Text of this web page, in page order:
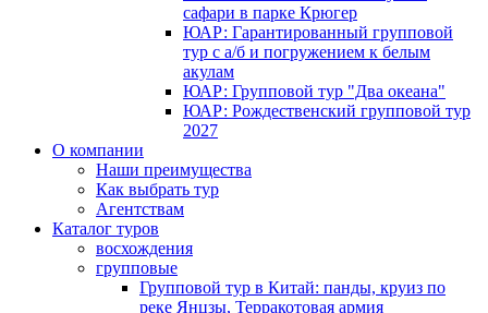
сафари в парке Крюгер
ЮАР: Гарантированный групповой
тур с а/б и погружением к белым
акулам
ЮАР: Групповой тур "Два океана"
ЮАР: Рождественский групповой тур
2027
О компании
Наши преимущества
Как выбрать тур
Агентствам
Каталог туров
восхождения
групповые
Групповой тур в Китай: панды, круиз по
реке Янцзы, Терракотовая армия